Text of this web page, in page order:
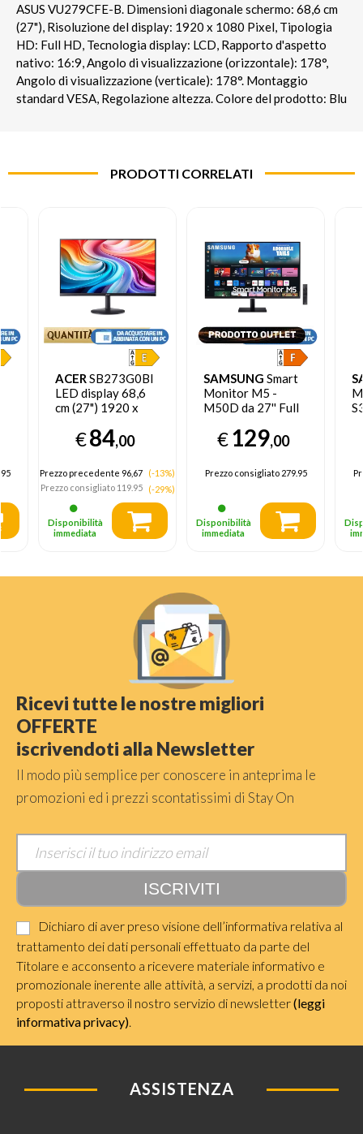
ASUS VU279CFE-B. Dimensioni diagonale schermo: 68,6 cm
(27"), Risoluzione del display: 1920 x 1080 Pixel, Tipologia
HD: Full HD, Tecnologia display: LCD, Rapporto d'aspetto
nativo: 16:9, Angolo di visualizzazione (orizzontale): 178°,
Angolo di visualizzazione (verticale): 178°. Montaggio
standard VESA, Regolazione altezza. Colore del prodotto: Blu
PRODOTTI CORRELATI
ACERSB273G0BI
LED display 68,6
cm (27") 1920 x
Nero€84,00
Prezzo precedente 96,67
(-13%)
Prezzo consigliato119.95 (-29%)
Disponibilità
immediata
SAMSUNG Smart
Monitor M5 -
M50D da 27'' Full
DEMO prodotto
nuovo con imballo
€129,00
Prezzo consigliato279.95
Disponibilità
immediata
Ricevi tutte le nostre migliori
OFFERTE
iscrivendoti alla Newsletter
Il modo più semplice per conoscere in anteprima le
promozioni ed i prezzi scontatissimi di Stay On
Dichiaro di aver preso visione dell’informativa relativa al
trattamento dei dati personali effettuato da parte del
Titolare e acconsento a ricevere materiale informativo e
promozionale inerente alle attività, a servizi, a prodotti da noi
proposti attraverso il nostro servizio di newsletter(leggi
informativa privacy).
ASSISTENZA